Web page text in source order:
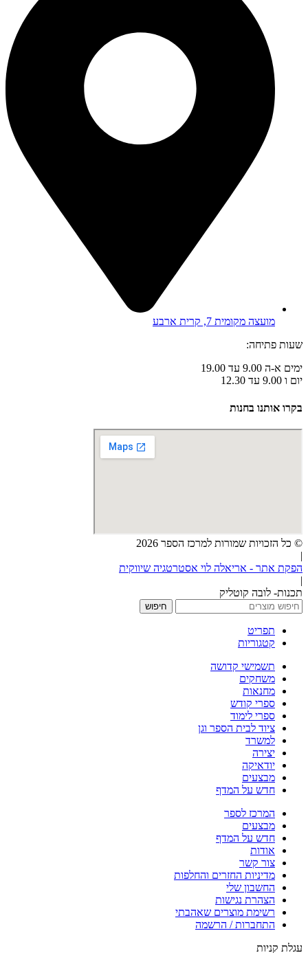
מועצה מקומית 7, קרית ארבע
שעות פתיחה:
ימים א-ה 9.00 עד 19.00
יום ו 9.00 עד 12.30
בקרו אותנו בחנות
© כל הזכויות שמורות למרכז הספר 2026
|
הפקת אתר - אריאלה לוי אסטרטגיה שיווקית
|
תכנות- לובה קוטליק
חיפוש
תפריט
קטגוריות
תשמישי קדושה
משחקים
מחנאות
ספרי קודש
ספרי לימוד
ציוד לבית הספר וגן
למשרד
יצירה
יודאיקה
מבצעים
חדש על המדף
המרכז לספר
מבצעים
חדש על המדף
אודות
צור קשר
מדיניות החזרים והחלפות
החשבון שלי
הצהרת נגישות
רשימת מוצרים שאהבתי
התחברות / הרשמה
עגלת קניות